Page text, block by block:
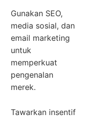
Gunakan SEO,
media sosial, dan
email marketing
untuk
memperkuat
pengenalan
merek.
Tawarkan insentif